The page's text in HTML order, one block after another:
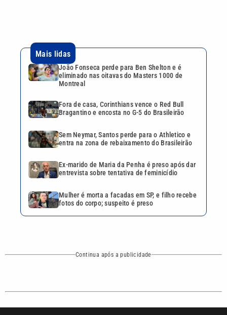
entrevista sobre tentativa de feminicídio
Mulher é morta a facadas em SP, e filho recebe
fotos do corpo; suspeito é preso
VTV é afiliada do
CATEGORIAS
Cotidiano Esportes
Mundo Polícia
NOS SIGA NAS